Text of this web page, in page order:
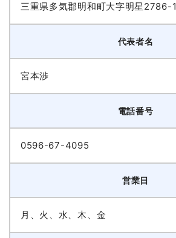
三重県多気郡明和町大字明星2786-1
代表者名
宮本渉
電話番号
0596-67-4095
営業日
月、火、水、木、金